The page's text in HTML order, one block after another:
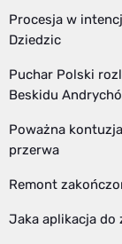
Procesja w
Dziedzic
Puchar Polski
Beskidu
Poważna
przerwa
Remont
Jaka aplikacja do